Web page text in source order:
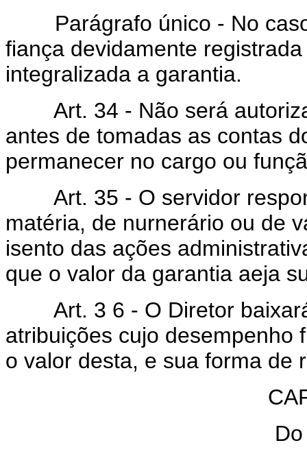
Parágrafo único - No caso
fiança devidamente
integralizada a garantia.
Art. 34 - Não será
antes de tomadas as contas
permanecer no cargo ou
Art. 35 - O servidor
matéria, de nurnerário ou de
isento das ações
que o valor da garantia aeja
Art. 3 6 - O Diretor baixará
atribuições cujo desempenho
o valor desta, e sua forma de